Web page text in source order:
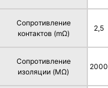
Сопротивление
контактов (mΩ)
Сопротивление
изоляции (MΩ)
2,5
2000